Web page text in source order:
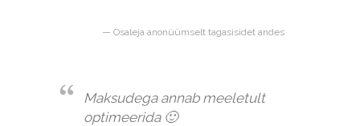
Osaleja anonüümselt tagasisidet andes
Maksudega annab meeletult
optimeerida 🙂